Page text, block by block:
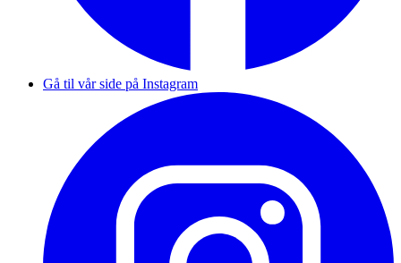
Gå til vår side på Instagram